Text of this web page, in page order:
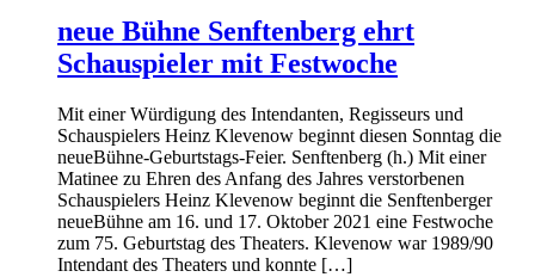
neue Bühne Senftenberg ehrt
Schauspieler mit Festwoche
Mit einer Würdigung des Intendanten, Regisseurs und
Schauspielers Heinz Klevenow beginnt diesen Sonntag die
neueBühne-Geburtstags-Feier. Senftenberg (h.) Mit einer
Matinee zu Ehren des Anfang des Jahres verstorbenen
Schauspielers Heinz Klevenow beginnt die Senftenberger
neueBühne am 16. und 17. Oktober 2021 eine Festwoche
zum 75. Geburtstag des Theaters. Klevenow war 1989/90
Intendant des Theaters und konnte […]